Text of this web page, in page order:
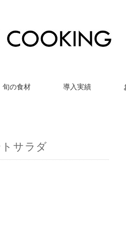
旬の食材 導入実績
サラダ